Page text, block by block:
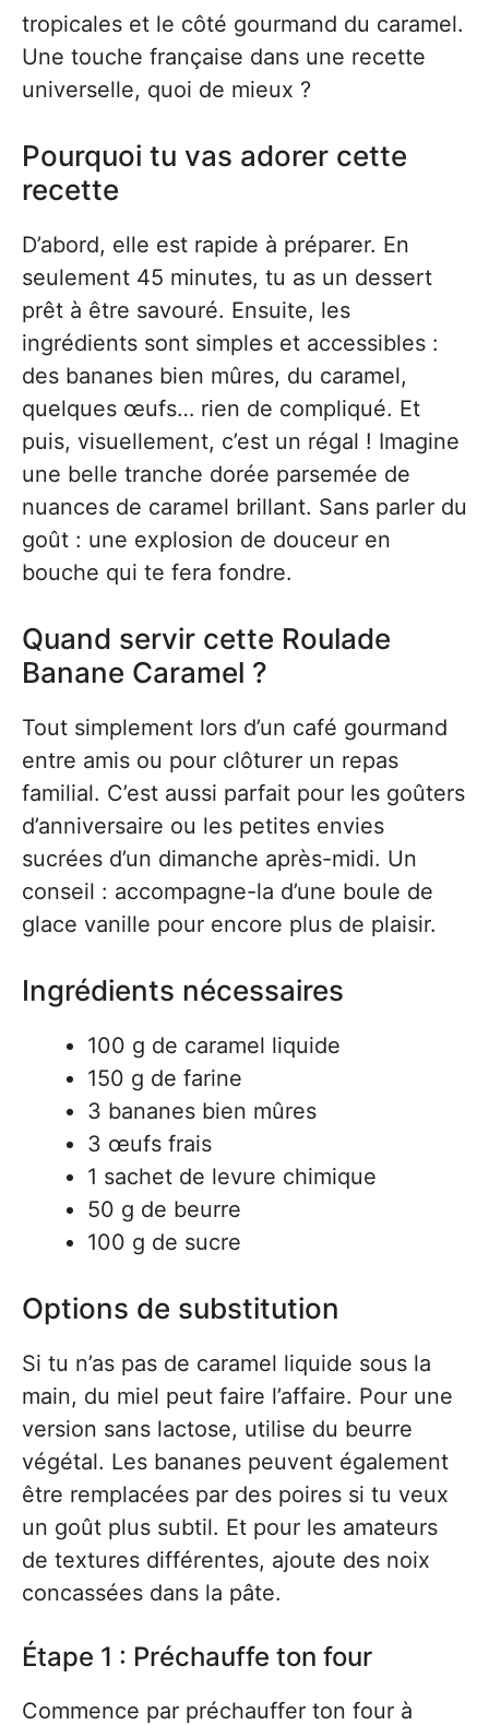
tropicales et le côté gourmand du caramel.
Une touche française dans une recette
universelle, quoi de mieux ?
Pourquoi tu vas adorer cette
recette
D’abord, elle est rapide à préparer. En
seulement 45 minutes, tu as un dessert
prêt à être savouré. Ensuite, les
ingrédients sont simples et accessibles :
des bananes bien mûres, du caramel,
quelques œufs… rien de compliqué. Et
puis, visuellement, c’est un régal ! Imagine
une belle tranche dorée parsemée de
nuances de caramel brillant. Sans parler du
goût : une explosion de douceur en
bouche qui te fera fondre.
Quand servir cette Roulade
Banane Caramel ?
Tout simplement lors d’un café gourmand
entre amis ou pour clôturer un repas
familial. C’est aussi parfait pour les goûters
d’anniversaire ou les petites envies
sucrées d’un dimanche après-midi. Un
conseil : accompagne-la d’une boule de
glace vanille pour encore plus de plaisir.
Ingrédients nécessaires
100 g de caramel liquide
150 g de farine
3 bananes bien mûres
3 œufs frais
1 sachet de levure chimique
50 g de beurre
100 g de sucre
Options de substitution
Si tu n’as pas de caramel liquide sous la
main, du miel peut faire l’affaire. Pour une
version sans lactose, utilise du beurre
végétal. Les bananes peuvent également
être remplacées par des poires si tu veux
un goût plus subtil. Et pour les amateurs
de textures différentes, ajoute des noix
concassées dans la pâte.
Étape 1 : Préchauffe ton four
Commence par préchauffer ton four à